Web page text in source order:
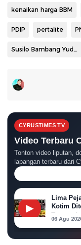
kenaikan harga BBM
PDIP pertalite
Susilo Bambang Yudhoyono
CYRUSTIMES TV
Video Terbaru
Tonton video liputan,
lapangan terbaru dari
▶
Lima
Kotim
Dana
06 Agu